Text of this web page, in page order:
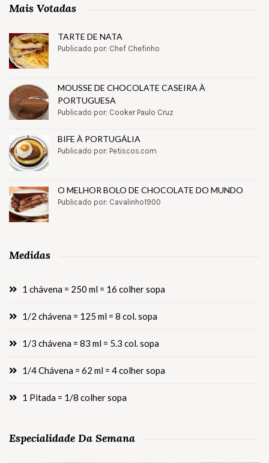
Mais Votadas
TARTE DE NATA
Publicado por: Chef Chefinho
MOUSSE DE CHOCOLATE CASEIRA À
PORTUGUESA
Publicado por: Cooker Paulo Cruz
BIFE À PORTUGÁLIA
Publicado por: Petiscos.com
O MELHOR BOLO DE CHOCOLATE DO MUNDO
Publicado por: Cavalinho1900
Medidas
1 chávena = 250 ml = 16 colher sopa
1/2 chávena = 125 ml = 8 col. sopa
1/3 chávena = 83 ml = 5.3 col. sopa
1/4 Chávena = 62 ml = 4 colher sopa
1 Pitada = 1/8 colher sopa
Especialidade Da Semana